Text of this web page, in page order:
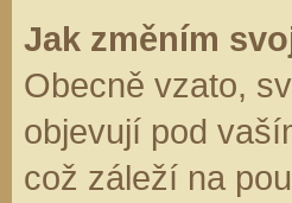
Jak změním
Obecně vzato,
objevují pod
což záleží na